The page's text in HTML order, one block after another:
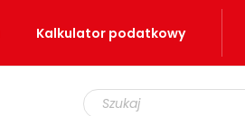
Kalkulator podatkowy